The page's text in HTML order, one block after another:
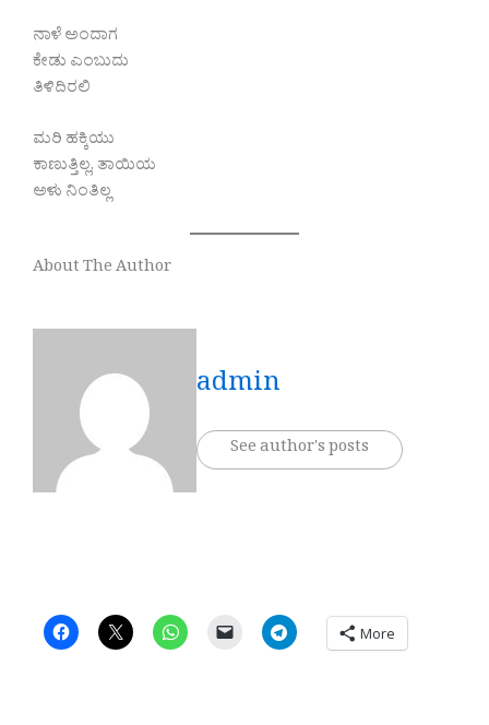
ನಾಳೆ ಅಂದಾಗ
ಕೇಡು ಎಂಬುದು
ತಿಳಿದಿರಲಿ
ಮರಿ ಹಕ್ಕಿಯು
ಕಾಣುತ್ತಿಲ್ಲ, ತಾಯಿಯ
ಅಳು ನಿಂತಿಲ್ಲ
About The Author
admin
See author's posts
More